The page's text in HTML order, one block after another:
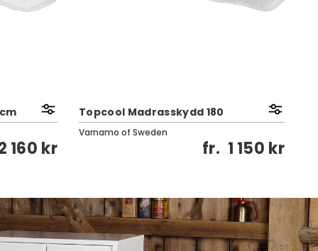
160 kr
Topcool Madrasskydd 180
Varnamo of Sweden
fr. 1 150 kr